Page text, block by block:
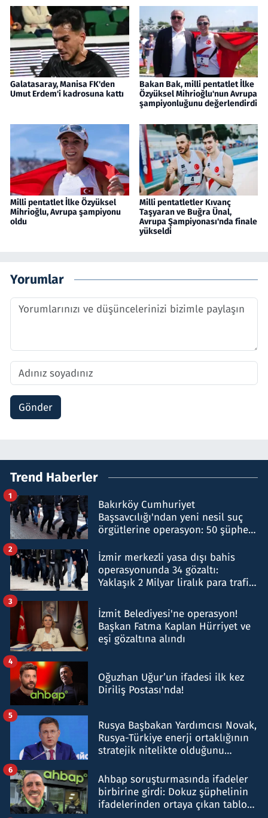
Galatasaray, Manisa FK'den
Umut Erdem'i kadrosuna kattı
Bakan Bak, milli pentatlet İlke
Özyüksel Mihrioğlu'nun Avrupa
şampiyonluğunu değerlendirdi
Milli pentatlet İlke Özyüksel
Mihrioğlu, Avrupa şampiyonu
oldu
Milli pentatletler Kıvanç
Taşyaran ve Buğra Ünal,
Avrupa Şampiyonası'nda finale
yükseldi
Yorumlar
Gönder
Trend Haberler
Bakırköy Cumhuriyet
Başsavcılığı'ndan yeni nesil suç
örgütlerine operasyon: 50 şüpheli
1
İzmir merkezli yasa dışı bahis
operasyonunda 34 gözaltı:
Yaklaşık 2 Milyar liralık para trafiği
2
İzmit Belediyesi'ne operasyon!
Başkan Fatma Kaplan Hürriyet ve
eşi gözaltına alındı
3
Oğuzhan Uğur’un ifadesi ilk kez
Diriliş Postası'nda!
4
Rusya Başbakan Yardımcısı Novak,
Rusya-Türkiye enerji ortaklığının
stratejik nitelikte olduğunu
5
Ahbap soruşturmasında ifadeler
birbirine girdi: Dokuz şüphelinin
ifadelerinden ortaya çıkan tablo
6